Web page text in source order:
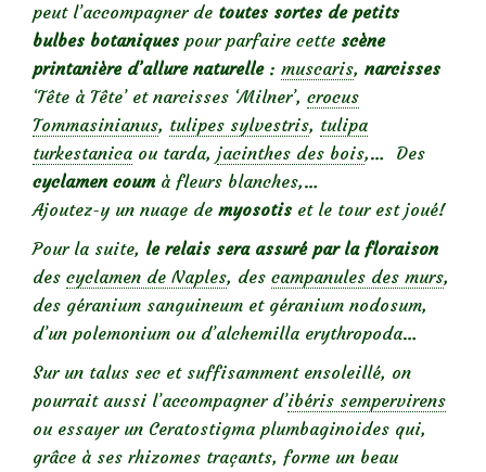
peut l’accompagner de toutes sortes de petits
bulbes botaniques pour parfaire cette scène
printanière d’allure naturelle: muscaris, narcisses
‘Tête à Tête’ et narcisses ‘Milner’, crocus
Tommasinianus, tulipes sylvestris, tulipa
turkestanica ou tarda, jacinthes des bois,… Des
cyclamen coumà fleurs blanches,…
Ajoutez-y un nuage de myosotis et le tour est joué!
Pour la suite, le relais sera assuré par la floraison
des cyclamen de Naples, des campanules des murs,
des géranium sanguineum et géranium nodosum,
d’un polemonium ou d’alchemilla erythropoda…
Sur un talus sec et suffisamment ensoleillé, on
pourrait aussi l’accompagner d’ibéris sempervirens
ou essayer un Ceratostigma plumbaginoides qui,
grâce à ses rhizomes traçants, forme un beau